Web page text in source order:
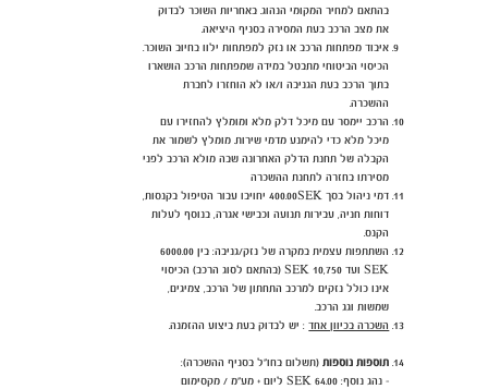
בהתאם למחיר המקומי הנהוג. באחריות השוכר לבדוק
את מצב הרכב בעת המסירה בסניף היציאה.
איבוד מפתחות הרכב או נזק למפתחות ילוו בחיוב השוכר.
הכיסוי הביטוחי מתבטל במידה שמפתחות הרכב הושארו
בתוך הרכב בעת הגניבה ו/או לא הוחזרו לחברת
ההשכרה.
הרכב יימסר עם מיכל דלק מלא ומומלץ להחזירו עם
מיכל מלא כדי להימנע מדמי שירות. מומלץ לשמור את
הקבלה של תחנת הדלק האחרונה שבה מולא הרכב לפני
מסירתו בחזרה לתחנת ההשכרה
דמי ניהול בסך 400.00SEK יחויבו עבור הטיפול בקנסות,
דוחות חניה, עבירות תנועה וכבישי אגרה, בנוסף לעלות
הקנס.
השתתפות עצמית במקרה של נזק/גניבה: בין 6000.00
SEK ועד 10,750 SEK
(בהתאם לסוג הרכב) הכיסוי
אינו כולל נזקים למרכב התחתון של הרכב, צמיגים,
שמשות וגג הרכב.
השכרה בכיוון אחד : יש לבדוק בעת ביצוע ההזמנה.
תוספות נוספות (תשלום בחו"ל בסניף ההשכרה):
- נהג נוסף: 64.00 SEK ליום + מע"מ / מקסימום